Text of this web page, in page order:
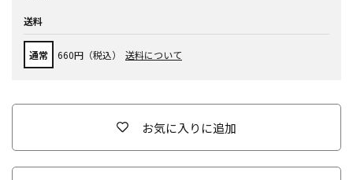
送料
通常 660円（税込） 送料について
お気に入りに追加